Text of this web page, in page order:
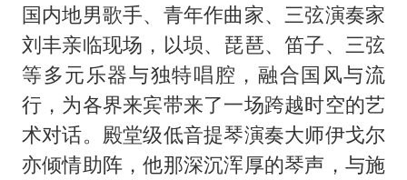
国内地男歌手、青年作曲家、三弦演奏家
刘丰亲临现场，以埙、琵琶、笛子、三弦
等多元乐器与独特唱腔，融合国风与流
行，为各界来宾带来了一场跨越时空的艺
术对话。殿堂级低音提琴演奏大师伊戈尔
亦倾情助阵，他那深沉浑厚的琴声，与施